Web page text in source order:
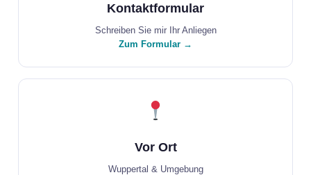
Kontaktformular
Schreiben Sie mir Ihr Anliegen
Zum Formular →
Vor Ort
Wuppertal & Umgebung